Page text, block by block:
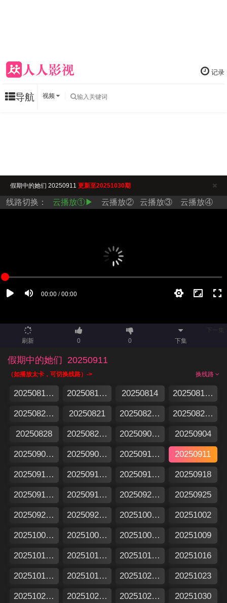
记录
导航 视频
假期中的她们 20250911 更新至20251030期
刷新 0 0 下集
假期中的她们 20250911
换线路
（如播放太卡，可切换线路）->
20250813集结篇 20250813特别企划 20250814 20250815加更版
20250820假期日记 20250821 20250822加更版 20250827假期日记
20250828 20250829加更版 20250903假期日记 20250904
20250905加更版 20250905特别企划 20250910假期日记 20250911
20250912加更版 20250912特别企划 20250917假期日记 20250918
20250919加更版 20250919特别企划 20250924假期日记 20250925
20250926加更版 20250926特别企划 20251001假期日记 20251002
20251003加更版 20251003特别企划 20251008假期日记 20251009
20251010加更版 20251010特别企划 20251015假期日记 20251016
20251017加更版 20251017特别企划 20251022假期日记 20251023
20251024加更版 20251024特别企划 20251029假期日记 20251030